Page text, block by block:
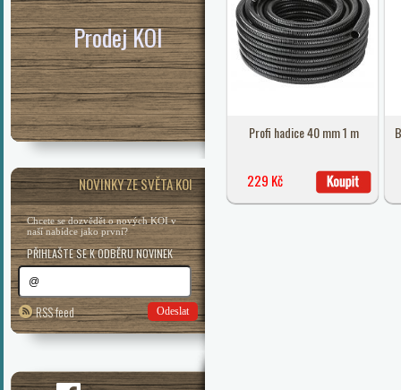
Prodej KOI
NOVINKY ZE SVĚTA KOI
Chcete se dozvědět o nových KOI v
naší nabídce jako první?
PŘIHLAŠTE SE K ODBĚRU NOVINEK
RSS feed Odeslat
Profi hadice 40 mm 1 m
229 Kč